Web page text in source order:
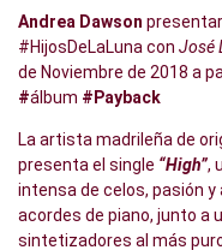
Andrea Dawson
#HijosDeLaLuna con José
de Noviembre de 2018 a
#álbum #Payback
La artista madrileña de
presenta el single “High”,
intensa de celos, pasión
acordes de piano, junto a
sintetizadores al más